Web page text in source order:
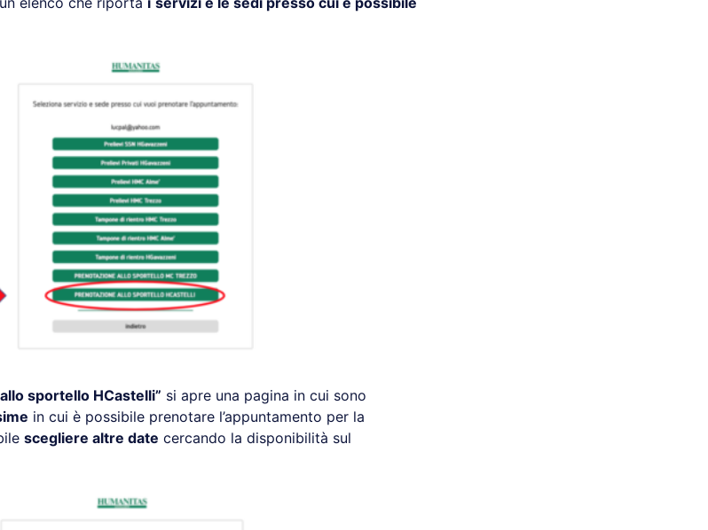
sportello HCastelli” si apre una pagina in cui sono
in cui è possibile prenotare l’appuntamento per la
scegliere altre date cercando la disponibilità sul